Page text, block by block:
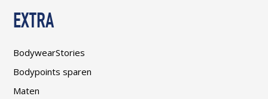
EXTRA
BodywearStories
Bodypoints sparen
Maten